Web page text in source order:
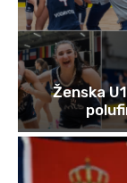
Ženska